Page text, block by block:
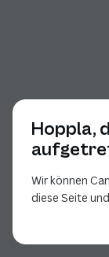
Hoppla,
Wir können
diese Seite